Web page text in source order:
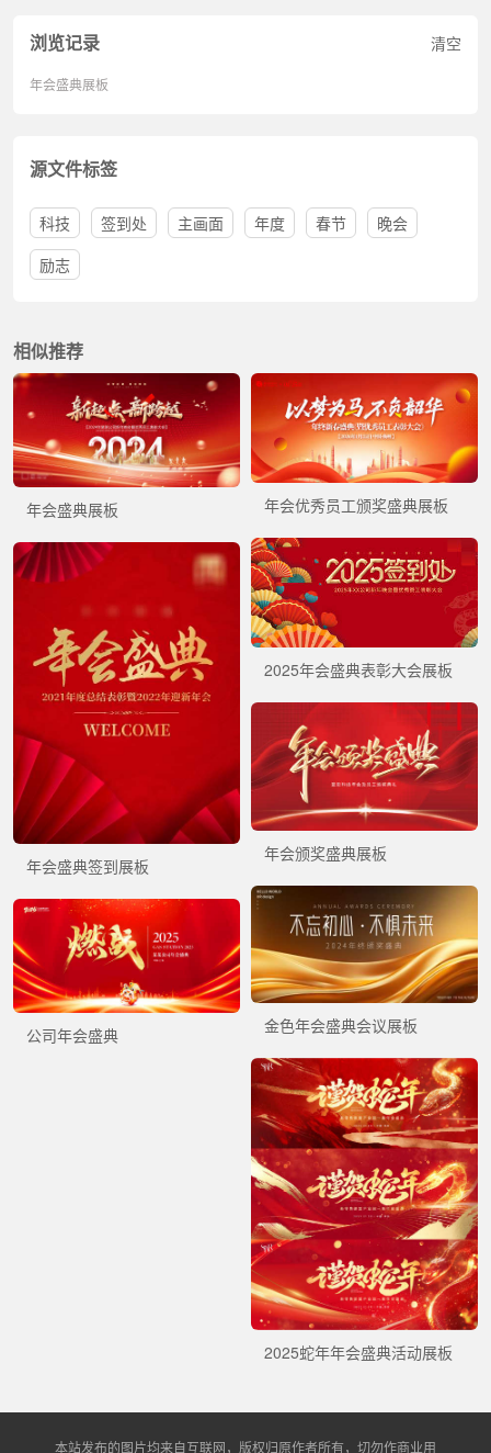
浏览记录 清空
年会盛典展板
源文件标签
科技 签到处 主画面 年度 春节
晚会
励志
相似推荐
年会盛典展板 年会优秀员工颁奖盛典展板
2025年会盛典表彰大会展板
年会盛典签到展板
年会颁奖盛典展板
金色年会盛典会议展板
公司年会盛典
2025蛇年年会盛典活动展板
本站发布的图片均来自互联网，版权归原作者所有，切勿作商业用